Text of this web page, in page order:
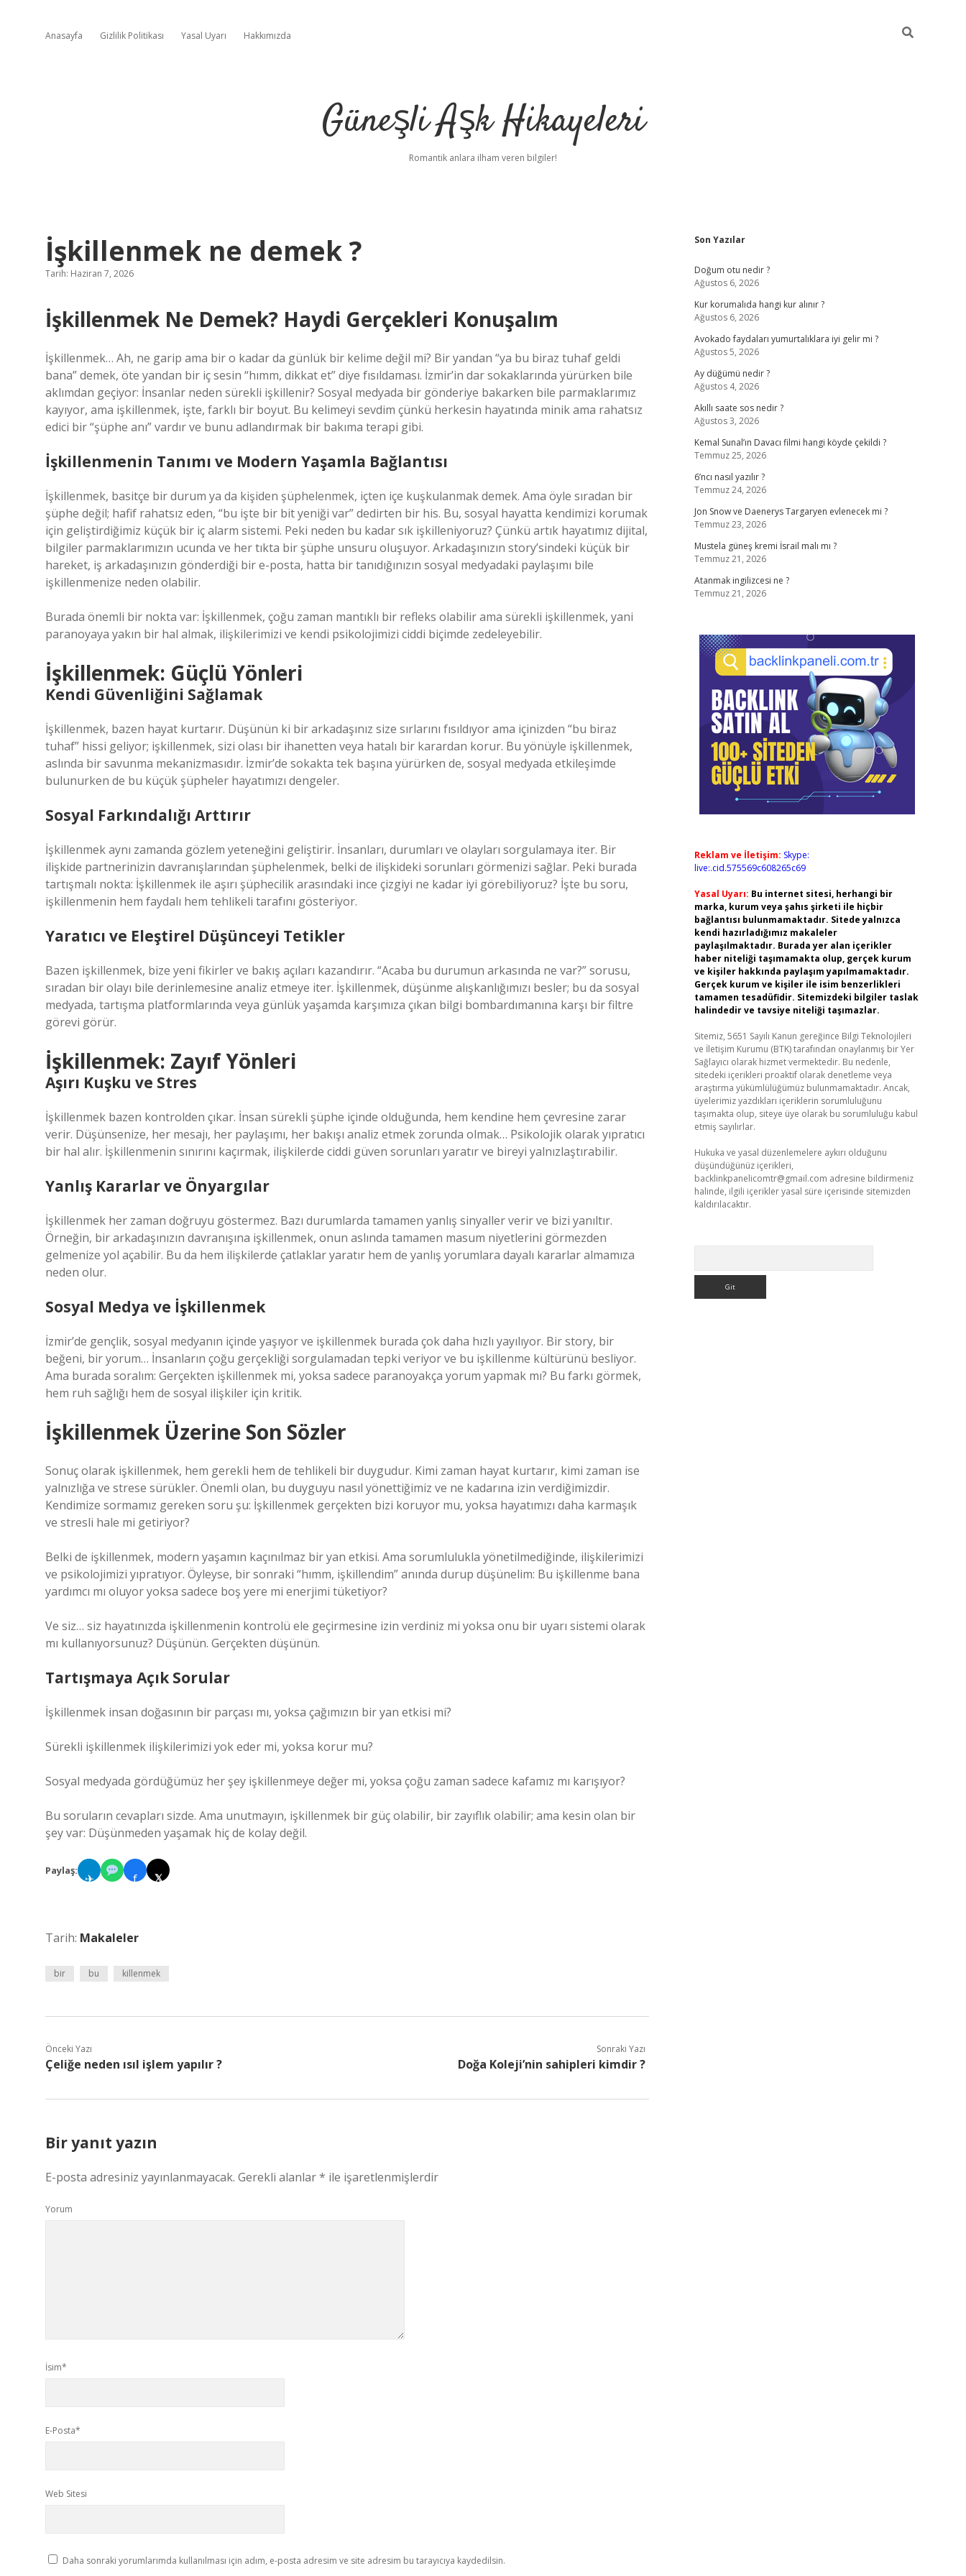
Anasayfa Gizlilik Politikası Yasal Uyarı Hakkımızda
Güneşli Aşk Hikayeleri
Romantik anlara ilham veren bilgiler!
İşkillenmek ne demek ?
Tarih: Haziran 7, 2026
İşkillenmek Ne Demek? Haydi Gerçekleri Konuşalım
İşkillenmek… Ah, ne garip ama bir o kadar da günlük bir kelime değil mi? Bir yandan “ya bu biraz tuhaf geldi
bana” demek, öte yandan bir iç sesin “hımm, dikkat et” diye fısıldaması. İzmir’in dar sokaklarında yürürken bile
aklımdan geçiyor: İnsanlar neden sürekli işkillenir? Sosyal medyada bir gönderiye bakarken bile parmaklarımız
kayıyor, ama işkillenmek, işte, farklı bir boyut. Bu kelimeyi sevdim çünkü herkesin hayatında minik ama rahatsız
edici bir “şüphe anı” vardır ve bunu adlandırmak bir bakıma terapi gibi.
İşkillenmenin Tanımı ve Modern Yaşamla Bağlantısı
İşkillenmek, basitçe bir durum ya da kişiden şüphelenmek, içten içe kuşkulanmak demek. Ama öyle sıradan bir
şüphe değil; hafif rahatsız eden, “bu işte bir bit yeniği var” dedirten bir his. Bu, sosyal hayatta kendimizi korumak
için geliştirdiğimiz küçük bir iç alarm sistemi. Peki neden bu kadar sık işkilleniyoruz? Çünkü artık hayatımız dijital,
bilgiler parmaklarımızın ucunda ve her tıkta bir şüphe unsuru oluşuyor. Arkadaşınızın story’sindeki küçük bir
hareket, iş arkadaşınızın gönderdiği bir e-posta, hatta bir tanıdığınızın sosyal medyadaki paylaşımı bile
işkillenmenize neden olabilir.
Burada önemli bir nokta var: İşkillenmek, çoğu zaman mantıklı bir refleks olabilir ama sürekli işkillenmek, yani
paranoyaya yakın bir hal almak, ilişkilerimizi ve kendi psikolojimizi ciddi biçimde zedeleyebilir.
İşkillenmek: Güçlü Yönleri
Kendi Güvenliğini Sağlamak
İşkillenmek, bazen hayat kurtarır. Düşünün ki bir arkadaşınız size sırlarını fısıldıyor ama içinizden “bu biraz
tuhaf” hissi geliyor; işkillenmek, sizi olası bir ihanetten veya hatalı bir karardan korur. Bu yönüyle işkillenmek,
aslında bir savunma mekanizmasıdır. İzmir’de sokakta tek başına yürürken de, sosyal medyada etkileşimde
bulunurken de bu küçük şüpheler hayatımızı dengeler.
Sosyal Farkındalığı Arttırır
İşkillenmek aynı zamanda gözlem yeteneğini geliştirir. İnsanları, durumları ve olayları sorgulamaya iter. Bir
ilişkide partnerinizin davranışlarından şüphelenmek, belki de ilişkideki sorunları görmenizi sağlar. Peki burada
tartışmalı nokta: İşkillenmek ile aşırı şüphecilik arasındaki ince çizgiyi ne kadar iyi görebiliyoruz? İşte bu soru,
işkillenmenin hem faydalı hem tehlikeli tarafını gösteriyor.
Yaratıcı ve Eleştirel Düşünceyi Tetikler
Bazen işkillenmek, bize yeni fikirler ve bakış açıları kazandırır. “Acaba bu durumun arkasında ne var?” sorusu,
sıradan bir olayı bile derinlemesine analiz etmeye iter. İşkillenmek, düşünme alışkanlığımızı besler; bu da sosyal
medyada, tartışma platformlarında veya günlük yaşamda karşımıza çıkan bilgi bombardımanına karşı bir filtre
görevi görür.
İşkillenmek: Zayıf Yönleri
Aşırı Kuşku ve Stres
İşkillenmek bazen kontrolden çıkar. İnsan sürekli şüphe içinde olduğunda, hem kendine hem çevresine zarar
verir. Düşünsenize, her mesajı, her paylaşımı, her bakışı analiz etmek zorunda olmak… Psikolojik olarak yıpratıcı
bir hal alır. İşkillenmenin sınırını kaçırmak, ilişkilerde ciddi güven sorunları yaratır ve bireyi yalnızlaştırabilir.
Yanlış Kararlar ve Önyargılar
İşkillenmek her zaman doğruyu göstermez. Bazı durumlarda tamamen yanlış sinyaller verir ve bizi yanıltır.
Örneğin, bir arkadaşınızın davranışına işkillenmek, onun aslında tamamen masum niyetlerini görmezden
gelmenize yol açabilir. Bu da hem ilişkilerde çatlaklar yaratır hem de yanlış yorumlara dayalı kararlar almamıza
neden olur.
Sosyal Medya ve İşkillenmek
İzmir’de gençlik, sosyal medyanın içinde yaşıyor ve işkillenmek burada çok daha hızlı yayılıyor. Bir story, bir
beğeni, bir yorum… İnsanların çoğu gerçekliği sorgulamadan tepki veriyor ve bu işkillenme kültürünü besliyor.
Ama burada soralım: Gerçekten işkillenmek mi, yoksa sadece paranoyakça yorum yapmak mı? Bu farkı görmek,
hem ruh sağlığı hem de sosyal ilişkiler için kritik.
İşkillenmek Üzerine Son Sözler
Sonuç olarak işkillenmek, hem gerekli hem de tehlikeli bir duygudur. Kimi zaman hayat kurtarır, kimi zaman ise
yalnızlığa ve strese sürükler. Önemli olan, bu duyguyu nasıl yönettiğimiz ve ne kadarına izin verdiğimizdir.
Kendimize sormamız gereken soru şu: İşkillenmek gerçekten bizi koruyor mu, yoksa hayatımızı daha karmaşık
ve stresli hale mi getiriyor?
Belki de işkillenmek, modern yaşamın kaçınılmaz bir yan etkisi. Ama sorumlulukla yönetilmediğinde, ilişkilerimizi
ve psikolojimizi yıpratıyor. Öyleyse, bir sonraki “hımm, işkillendim” anında durup düşünelim: Bu işkillenme bana
yardımcı mı oluyor yoksa sadece boş yere mi enerjimi tüketiyor?
Ve siz… siz hayatınızda işkillenmenin kontrolü ele geçirmesine izin verdiniz mi yoksa onu bir uyarı sistemi olarak
mı kullanıyorsunuz? Düşünün. Gerçekten düşünün.
Tartışmaya Açık Sorular
İşkillenmek insan doğasının bir parçası mı, yoksa çağımızın bir yan etkisi mi?
Sürekli işkillenmek ilişkilerimizi yok eder mi, yoksa korur mu?
Sosyal medyada gördüğümüz her şey işkillenmeye değer mi, yoksa çoğu zaman sadece kafamız mı karışıyor?
Bu soruların cevapları sizde. Ama unutmayın, işkillenmek bir güç olabilir, bir zayıflık olabilir; ama kesin olan bir
şey var: Düşünmeden yaşamak hiç de kolay değil.
Paylaş:
✈ f 𝕏
Tarih: Makaleler
bir bu killenmek
Önceki Yazı
Çeliğe neden ısıl işlem yapılır ?
Sonraki Yazı
Doğa Koleji’nin sahipleri kimdir ?
Bir yanıt yazın
E-posta adresiniz yayınlanmayacak. Gerekli alanlar* ile işaretlenmişlerdir
Yorum
İsim*
E-Posta*
Web Sitesi
Daha sonraki yorumlarımda kullanılması için adım, e-posta adresim ve site adresim bu tarayıcıya kaydedilsin.
Sidebar
Son Yazılar
Doğum otu nedir ?
Ağustos 6, 2026
Kur korumalıda hangi kur alınır ?
Ağustos 6, 2026
Avokado faydaları yumurtalıklara iyi gelir mi ?
Ağustos 5, 2026
Ay düğümü nedir ?
Ağustos 4, 2026
Akıllı saate sos nedir ?
Ağustos 3, 2026
Kemal Sunal’ın Davacı filmi hangi köyde çekildi ?
Temmuz 25, 2026
6’ncı nasıl yazılır ?
Temmuz 24, 2026
Jon Snow ve Daenerys Targaryen evlenecek mi ?
Temmuz 23, 2026
Mustela güneş kremi İsrail malı mı ?
Temmuz 21, 2026
Atanmak ingilizcesi ne ?
Temmuz 21, 2026
Reklam ve İletişim: Skype:
live:.cid.575569c608265c69
Yasal Uyarı: Bu internet sitesi, herhangi bir
marka, kurum veya şahıs şirketi ile hiçbir
bağlantısı bulunmamaktadır. Sitede yalnızca
kendi hazırladığımız makaleler
paylaşılmaktadır. Burada yer alan içerikler
haber niteliği taşımamakta olup, gerçek kurum
ve kişiler hakkında paylaşım yapılmamaktadır.
Gerçek kurum ve kişiler ile isim benzerlikleri
tamamen tesadüfidir. Sitemizdeki bilgiler taslak
halindedir ve tavsiye niteliği taşımazlar.
Sitemiz, 5651 Sayılı Kanun gereğince Bilgi Teknolojileri
ve İletişim Kurumu (BTK) tarafından onaylanmış bir Yer
Sağlayıcı olarak hizmet vermektedir. Bu nedenle,
sitedeki içerikleri proaktif olarak denetleme veya
araştırma yükümlülüğümüz bulunmamaktadır. Ancak,
üyelerimiz yazdıkları içeriklerin sorumluluğunu
taşımakta olup, siteye üye olarak bu sorumluluğu kabul
etmiş sayılırlar.
Hukuka ve yasal düzenlemelere aykırı olduğunu
düşündüğünüz içerikleri,
backlinkpanelicomtr@gmail.com adresine bildirmeniz
halinde, ilgili içerikler yasal süre içerisinde sitemizden
kaldırılacaktır.